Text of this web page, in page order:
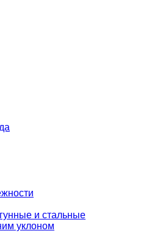
и стальные
уклоном